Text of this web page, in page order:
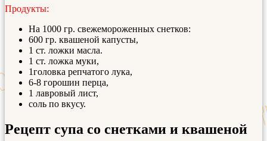
Продукты:
На 1000 гр. свежемороженных снетков:
600 гр. квашеной капусты,
1 ст. ложки масла.
1 ст. ложка муки,
1головка репчатого лука,
6-8 горошин перца,
1 лавровый лист,
соль по вкусу.
Рецепт супа со снетками и квашеной